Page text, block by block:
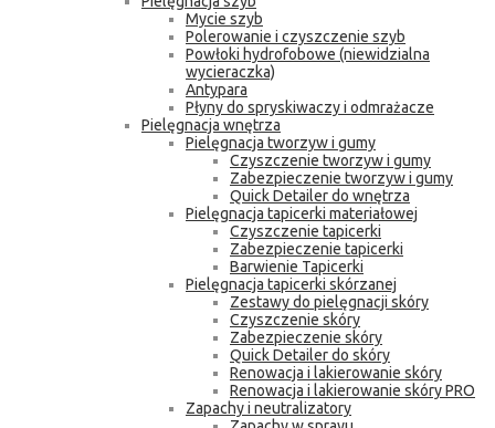
Mycie szyb
Polerowanie i czyszczenie szyb
Powłoki hydrofobowe (niewidzialna
wycieraczka)
Antypara
Płyny do spryskiwaczy i odmrażacze
Pielęgnacja wnętrza
Pielęgnacja tworzyw i gumy
Czyszczenie tworzyw i gumy
Zabezpieczenie tworzyw i gumy
Quick Detailer do wnętrza
Pielęgnacja tapicerki materiałowej
Czyszczenie tapicerki
Zabezpieczenie tapicerki
Barwienie Tapicerki
Pielęgnacja tapicerki skórzanej
Zestawy do pielęgnacji skóry
Czyszczenie skóry
Zabezpieczenie skóry
Quick Detailer do skóry
Renowacja i lakierowanie skóry
Renowacja i lakierowanie skóry PRO
Zapachy i neutralizatory